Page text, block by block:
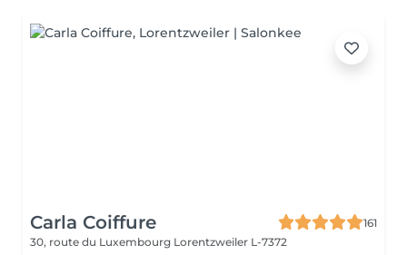
Carla Coiffure
161
30, route du Luxembourg Lorentzweiler L-7372